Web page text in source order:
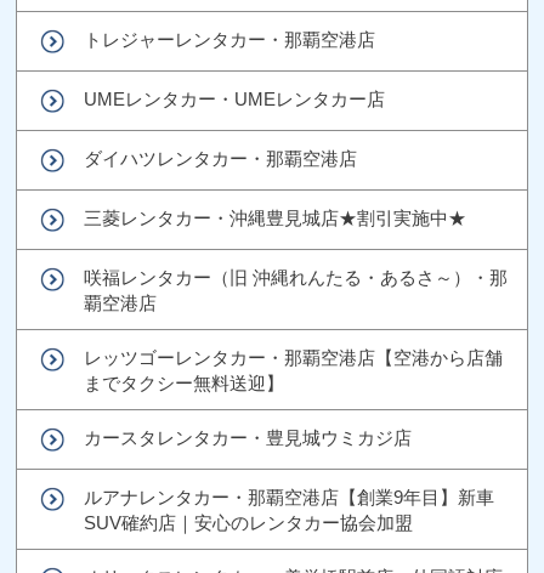
トレジャーレンタカー・那覇空港店
UMEレンタカー・UMEレンタカー店
ダイハツレンタカー・那覇空港店
三菱レンタカー・沖縄豊見城店★割引実施中★
咲福レンタカー（旧 沖縄れんたる・あるさ～）・那
覇空港店
レッツゴーレンタカー・那覇空港店【空港から店舗
までタクシー無料送迎】
カースタレンタカー・豊見城ウミカジ店
ルアナレンタカー・那覇空港店【創業9年目】新車
SUV確約店｜安心のレンタカー協会加盟